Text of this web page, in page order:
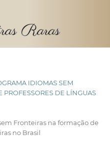
IDIOMAS SEM
PROFESSORES DE LÍNGUAS
Fronteiras na formação de
no Brasil